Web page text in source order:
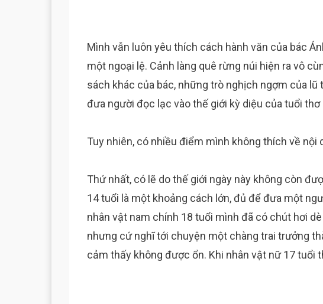
Mình vẫn luôn yêu thích cách hành văn của bác
một ngoại lệ. Cảnh làng quê rừng núi hiện ra vô
sách khác của bác, những trò nghịch ngợm của
đưa người đọc lạc vào thế giới kỳ diệu của tuổi thơ
Tuy nhiên, có nhiều điểm mình không thích về nội
Thứ nhất, có lẽ do thế giới ngày này không còn
14 tuổi là một khoảng cách lớn, đủ để đưa một
nhân vật nam chính 18 tuổi mình đã có chút hơi
nhưng cứ nghĩ tới chuyện một chàng trai trưởng
cảm thấy không được ổn. Khi nhân vật nữ 17 tuổi